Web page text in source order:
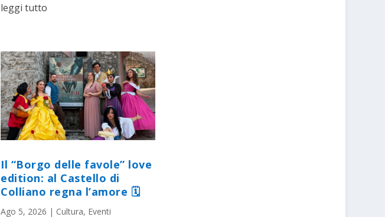
leggi tutto
Il “Borgo delle favole” love
edition: al Castello di
Colliano regna l’amore 🗓
Ago 5, 2026 | Cultura, Eventi